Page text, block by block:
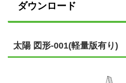
ダウンロード
太陽 図形-001(軽量版有り)